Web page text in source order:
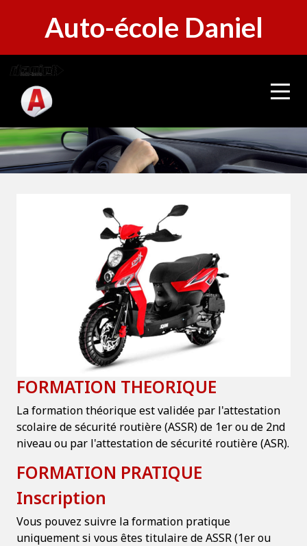
Auto-école Daniel
FORMATION THEORIQUE
La formation théorique est validée par l'attestation
scolaire de sécurité routière (ASSR) de 1er ou de 2nd
niveau ou par l'attestation de sécurité routière (ASR).
FORMATION PRATIQUE
Inscription
Vous pouvez suivre la formation pratique
uniquement si vous êtes titulaire de ASSR (1er ou